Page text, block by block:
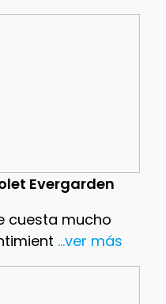
Evergarden
cuesta mucho
...ver más